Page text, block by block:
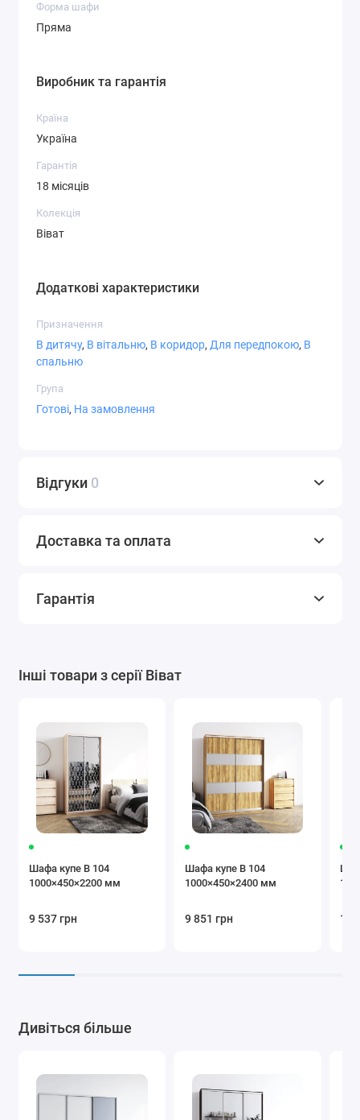
СТ-7,4
Графіт
Світло
коричневий
Бежевий Коричневий Крем
комплектація
Форма шафи
Пряма
Виробник та гарантія
Країна
Україна
Гарантія
18 місяців
Колекція
Віват
Додаткові характеристики
Призначення
В дитячу, В вітальню, В коридор, Для передпокою, В
спальню
Група
Готові, На замовлення
Відгуки 0
Доставка та оплата
Гарантія
Інші товари з серії Віват
Шафа купе В 104
1000×450×2200 мм
9 537 грн
Шафа купе В 104
1000×450×2400 мм
9 851 грн 10
Дивіться більше